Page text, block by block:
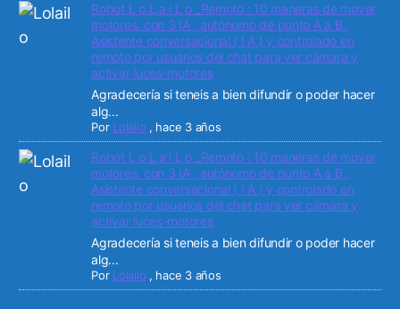
Robot L o L a i L o _Remoto : 10 maneras de mover
motores. con 3 IA , autónomo de punto A a B ,
Asistente conversacional ( I A ) y controlado en
remoto por usuarios del chat para ver cámara y
activar luces-motores
Agradecería si teneis a bien difundir o poder hacer
alg...
Por Lolailo , hace 3 años
Robot L o L a i L o _Remoto : 10 maneras de mover
motores. con 3 IA , autónomo de punto A a B ,
Asistente conversacional ( I A ) y controlado en
remoto por usuarios del chat para ver cámara y
activar luces-motores
Agradecería si teneis a bien difundir o poder hacer
alg...
Por Lolailo , hace 3 años